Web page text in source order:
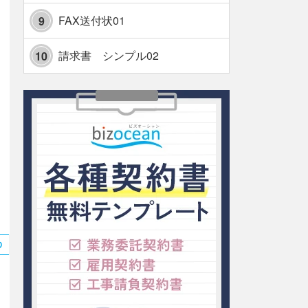
9 FAX送付状01
10 請求書 シンプル02